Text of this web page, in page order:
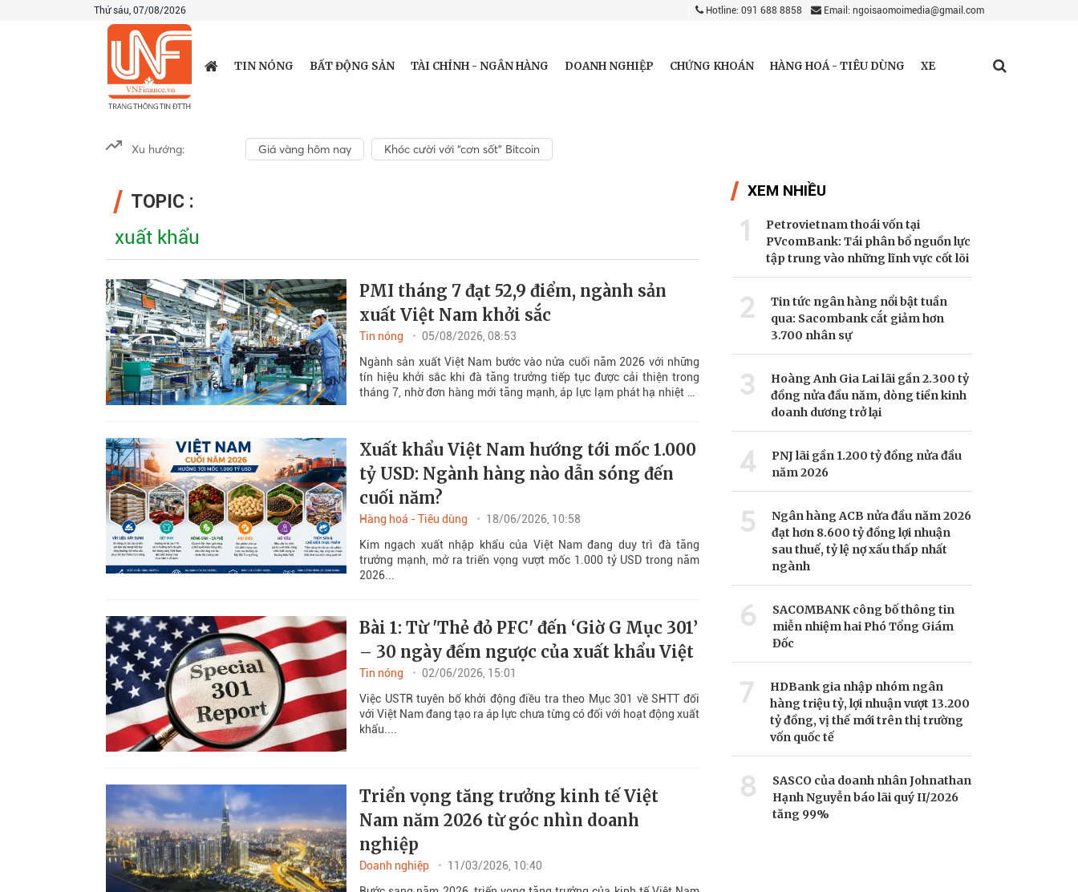
Thứ sáu, 07/08/2026 Hotline: 091 688 8858 Email: ngoisaomoimedia@gmail.com
TIN NÓNG BẤT ĐỘNG SẢN TÀI CHÍNH - NGÂN HÀNG DOANH NGHIỆP CHỨNG KHOÁN HÀNG HOÁ - TIÊU DÙNG XE
Xu hướng: Giá vàng hôm nay Khóc cười với “cơn sốt” Bitcoin
TOPIC :
xuất khẩu
PMI tháng 7 đạt 52,9 điểm, ngành sản
xuất Việt Nam khởi sắc
Tin nóng
05/08/2026, 08:53
Ngành sản xuất Việt Nam bước vào nửa cuối năm 2026 với những
tín hiệu khởi sắc khi đà tăng trưởng tiếp tục được cải thiện trong
tháng 7, nhờ đơn hàng mới tăng mạnh, áp lực lạm phát hạ nhiệt và
Xuất khẩu Việt Nam hướng tới mốc 1.000
tỷ USD: Ngành hàng nào dẫn sóng đến
cuối năm?
Hàng hoá - Tiêu dùng
18/06/2026, 10:58
Kim ngạch xuất nhập khẩu của Việt Nam đang duy trì đà tăng
trưởng mạnh, mở ra triển vọng vượt mốc 1.000 tỷ USD trong năm
2026...
Bài 1: Từ 'Thẻ đỏ PFC' đến ‘Giờ G Mục 301’
– 30 ngày đếm ngược của xuất khẩu Việt
Tin nóng
02/06/2026, 15:01
Việc USTR tuyên bố khởi động điều tra theo Mục 301 về SHTT đối
với Việt Nam đang tạo ra áp lực chưa từng có đối với hoạt động xuất
khẩu....
Triển vọng tăng trưởng kinh tế Việt
Nam năm 2026 từ góc nhìn doanh
nghiệp
Doanh nghiệp
11/03/2026, 10:40
XEM NHIỀU
1
Petrovietnam thoái vốn tại
PVcomBank: Tái phân bổ nguồn lực
tập trung vào những lĩnh vực cốt lõi
2
Tin tức ngân hàng nổi bật tuần
qua: Sacombank cắt giảm hơn
3.700 nhân sự
3
Hoàng Anh Gia Lai lãi gần 2.300 tỷ
đồng nửa đầu năm, dòng tiền kinh
doanh dương trở lại
4
PNJ lãi gần 1.200 tỷ đồng nửa đầu
năm 2026
5
Ngân hàng ACB nửa đầu năm 2026
đạt hơn 8.600 tỷ đồng lợi nhuận
sau thuế, tỷ lệ nợ xấu thấp nhất
ngành
6
SACOMBANK công bố thông tin
miễn nhiệm hai Phó Tổng Giám
Đốc
7
HDBank gia nhập nhóm ngân
hàng triệu tỷ, lợi nhuận vượt 13.200
tỷ đồng, vị thế mới trên thị trường
vốn quốc tế
8
SASCO của doanh nhân Johnathan
Hạnh Nguyễn báo lãi quý II/2026
tăng 99%